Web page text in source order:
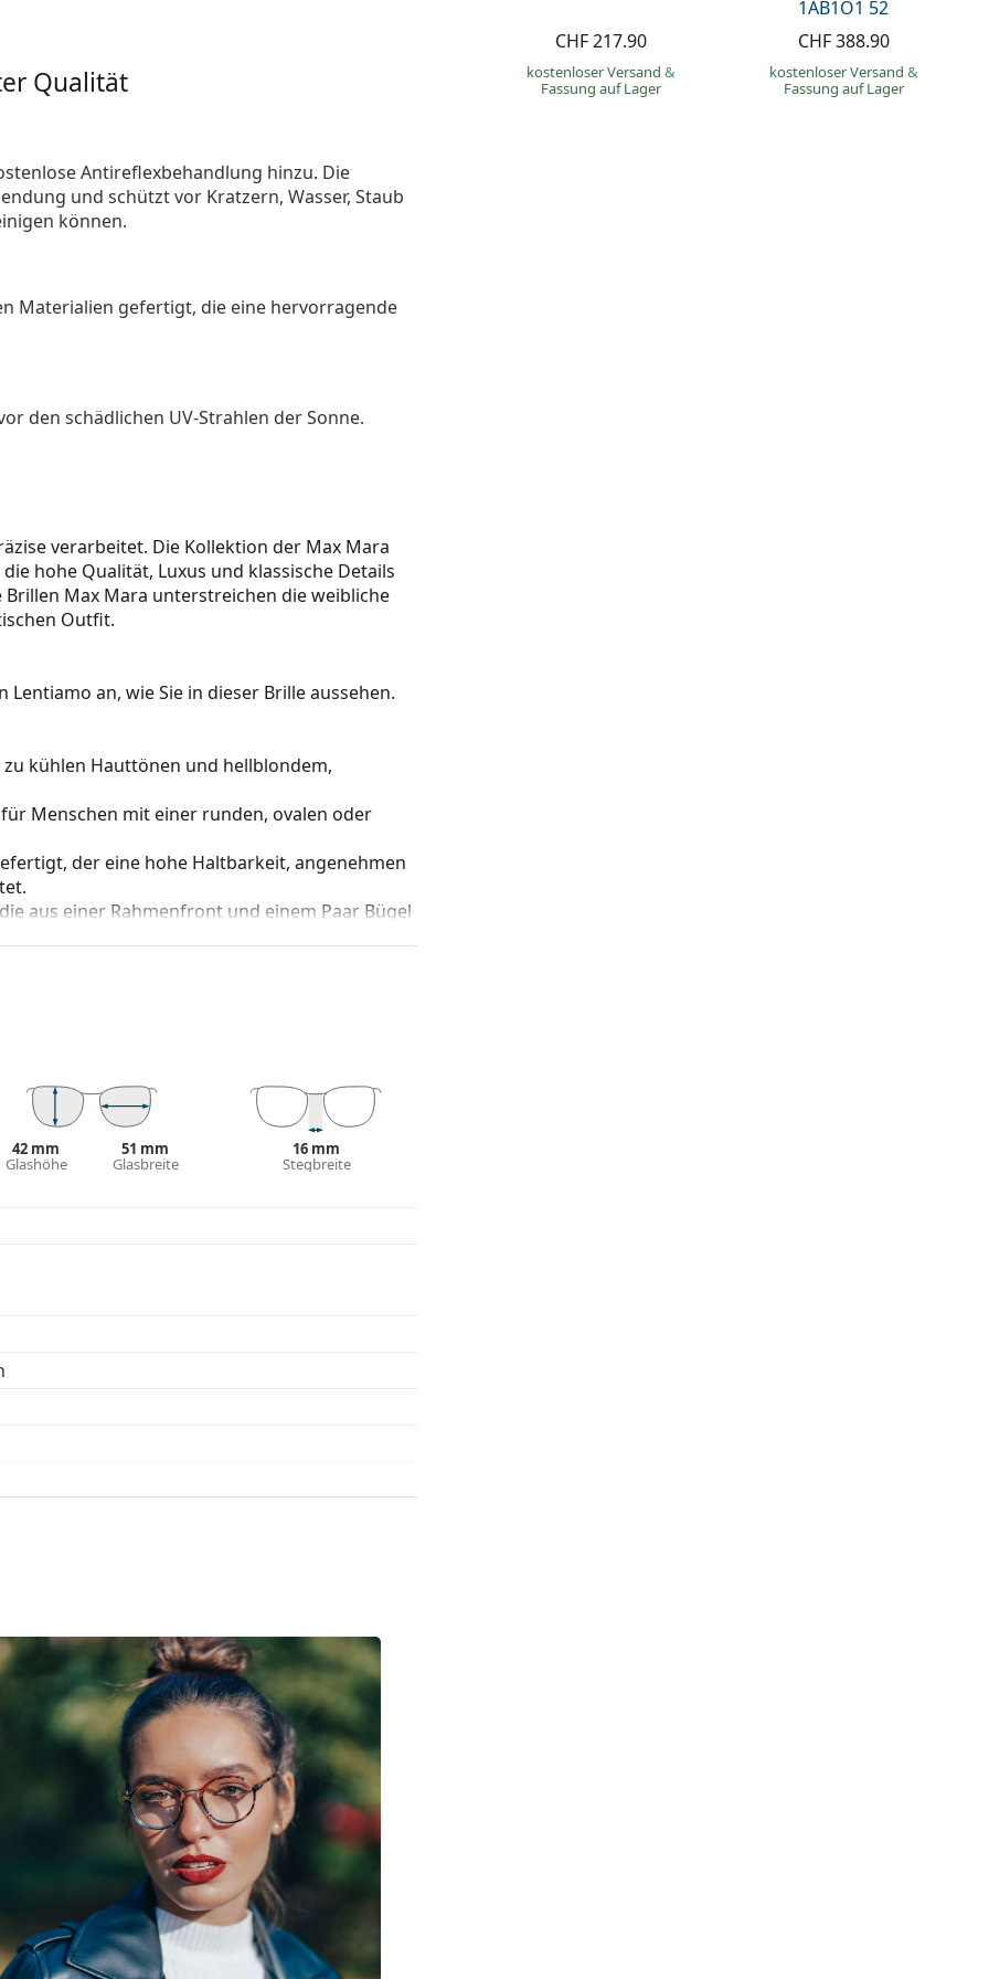
CHF 217.90
kostenloser Versand &
Fassung auf Lager
1AB1O1 52
CHF 388.90
kostenloser Versand &
Fassung auf Lager
Qualität
Antireflexbehandlung hinzu. Die
und schützt vor Kratzern, Wasser, Staub
können.
Materialien gefertigt, die eine hervorragende
den schädlichen UV-Strahlen der Sonne.
verarbeitet. Die Kollektion der Max Mara
hohe Qualität, Luxus und klassische Details
Max Mara unterstreichen die weibliche
Outfit.
an, wie Sie in dieser Brille aussehen.
kühlen Hauttönen und hellblondem,
Menschen mit einer runden, ovalen oder
der eine hohe Haltbarkeit, angenehmen
aus einer Rahmenfront und einem Paar Bügel
dass sie das Glas vollständig umschließen, und
ist für alle Gläser geeignet, auch für
Etuis und sein Design können variieren.
Brillen geeignet. Einige Modelle können mit
Modelle zu finden, oder nutzen Sie
Anleitung.
42 mm
Glashöhe
51 mm
Glasbreite
16 mm
Stegbreite